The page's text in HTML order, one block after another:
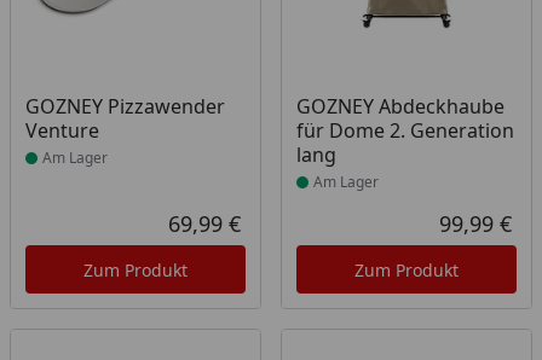
GOZNEY Pizzawender
Venture
Produkt am Lager
Am Lager
Aktueller Preis
69,99 €
Zum Produkt
GOZNEY Abdeckhaube
für Dome 2. Generation
lang
Produkt am Lager
Am Lager
99,99 €
Zum Produkt